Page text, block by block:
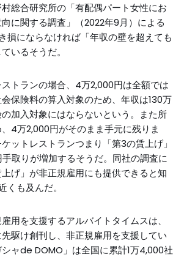
総合研究所の「有配偶パート女性にお
に関する調査」（2022年9月）による
損にならなければ「年収の壁を超えても
いるそうだ。
トランの場合、4万2,000円は全額では
保険料の算入対象のため、年収は130万
加入対象にはならないという。また所
4万2,000円がそのまま手元に残りま
ットレストランつまり「第3の賃上げ」
手取りが増加するそうだ。同社の調査に
げ」が非正規雇用にも提供できると知
くも及んだ。
用を支援するアルバイトタイムスは、
駆け創刊し、非正規雇用を支援してい
ャde DOMO」は全国に累計1万4,000社